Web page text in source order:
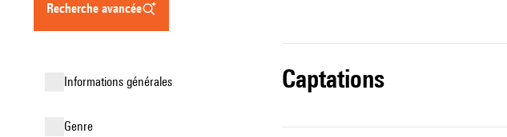
recherche avancée
informations générales
genre
captations